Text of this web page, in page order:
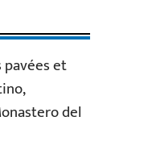
pavées et
del